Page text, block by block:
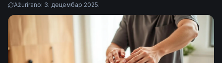
Ažurirano: 3. децембар 2025.